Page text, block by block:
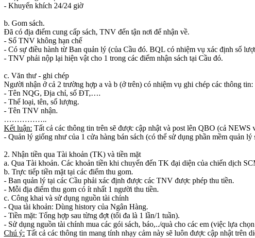
- Khuyến khích 24/24 giờ
b. Gom sách.
Đã có địa điểm cung cấp sách, TNV đến tận nơi để nhận về.
- Số TNV không hạn chế
- Có sự điều hành từ Ban quản lý (của Cầu đó. BQL có nhiệm vụ xác định số
- TNV phải nộp lại hiện vật cho 1 trong các điểm nhận sách tại Cầu đó.
c. Văn thư - ghi chép
Người nhận ở cả 2 trường hợp a và b (ở trên) có nhiệm vụ ghi chép các thông tin:
- Tên NQG, Địa chỉ, số ĐT,….
- Thể loại, tên, số lượng.
- Tên TNV nhận.
……………..
Kết luận: Tất cả các thông tin trên sẽ được cập nhật và post lên QBO (cả
- Quản l‎ý giống như của 1 cửa hàng bán sách (có thể sử dụng phần mềm quản
2. Nhận tiền qua Tài khoản (TK) và tiền mặt
a. Qua Tài khoản. Các khoản tiền khi chuyển đến TK đại diện của chiến dịch
b. Trực tiếp tiền mặt tại các điểm thu gom.
- Ban quản lý tại các Cầu phải xác định được các TNV được phép thu tiền.
- Mỗi địa điểm thu gom có ít nhất 1 người thu tiền.
c. Công khai và sử dụng nguồn tài chính
- Qua tài khoản: Dùng history của Ngân Hàng.
- Tiền mặt: Tổng hợp sau từng đợt (tối đa là 1 lần/1 tuần).
- Sử dụng nguồn tài chính mua các gói sách, báo,../quà cho các em (việc lựa
Chú ý: Tất cả các thông tin mang tính nhạy cảm này sẽ luôn được cập nhật trên